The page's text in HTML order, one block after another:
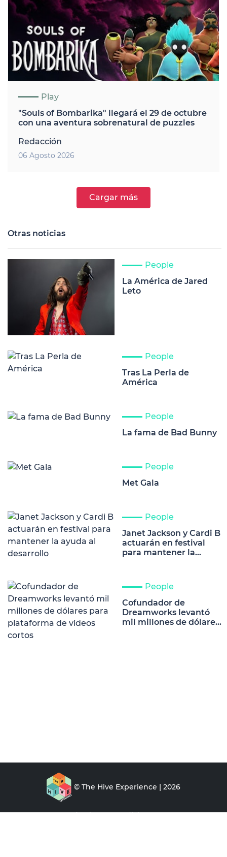
Play
"Souls of Bombarika" llegará el 29 de octubre
con una aventura sobrenatural de puzzles
Redacción
06 Agosto 2026
Cargar más
Otras noticias
People
La América de Jared
Leto
People
Tras La Perla de
América
People
La fama de Bad Bunny
People
Met Gala
People
Janet Jackson y Cardi B
actuarán en festival
para mantener la
People
Cofundador de
Dreamworks levantó
mil millones de dólares
© The Hive Experience | 2026
Términos y condiciones